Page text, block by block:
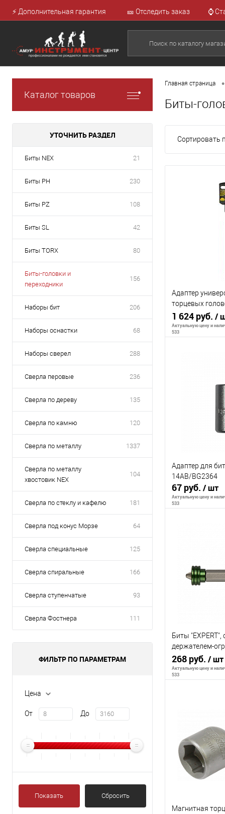
⚡ Дополнительная гарантия 🎫 Отследить заказ ⌚
Каталог товаров
УТОЧНИТЬ РАЗДЕЛ
Биты NEX 21
Биты PH 230
Биты PZ 108
Биты SL 42
Биты TORX 80
Биты-головки и
переходники
156
Наборы бит 206
Наборы оснастки 68
Наборы сверел 288
Сверла перовые 236
Сверла по дереву 135
Сверла по камню 120
Сверла по металлу 1337
Сверла по металлу
хвостовик NEX
104
Сверла по стеклу и кафелю 181
Сверла под конус Морзе 64
Сверла специальные 125
Сверла спиральные 166
Сверла ступенчатые 93
Сверла Фостнера 111
ФИЛЬТР ПО ПАРАМЕТРАМ
Цена
От До
Показать Сбросить
Главная страница •
Биты-
Сортировать
Адаптер
торцевых
с вращ. гильзой
BG2193
1 624 руб. /
Актуальную цену и
533
В избранное
Адаптер для
14АВ/BG2364
67 руб. / шт
Актуальную цену и
533
К сравнению
В избранное
Биты
держателем-
KRAFTOOL
хвостовика E 1/
268 руб. / шт
Актуальную цену и
533
К сравнению
В избранное
Магнитная